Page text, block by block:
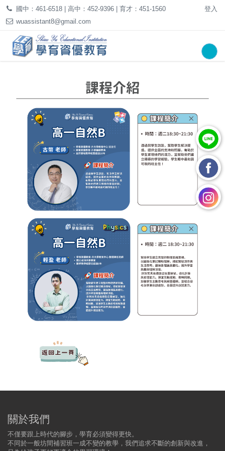
國中：461-6518 | 高中：452-9396 | 育才：451-1560
wuassistant8@gmail.com
登入
關於我們
不僅要跟上時代的腳步，學育必須變得更快。
不同於一般坊間補習班一成不變的教學，我們追求不斷的創新與改進，